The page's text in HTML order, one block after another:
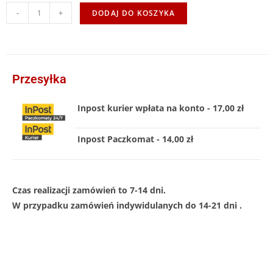
- + DODAJ DO KOSZYKA
Przesyłka
Inpost kurier wpłata na konto - 17,00 zł
Inpost Paczkomat - 14,00 zł
Czas realizacji zamówień to 7-14 dni.
W przypadku zamówień indywidulanych do 14-21 dni .